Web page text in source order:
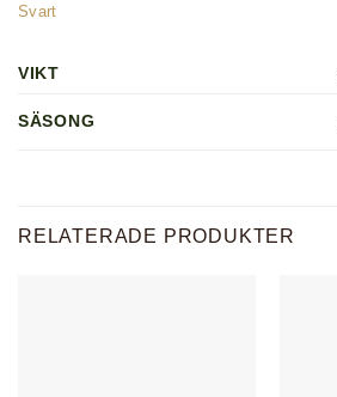
Svart
VIKT
SÄSONG
RELATERADE PRODUKTER